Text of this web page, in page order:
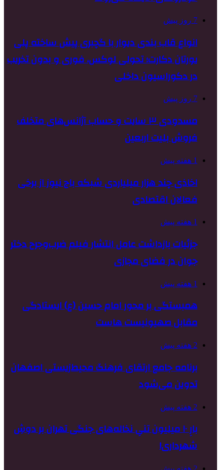
7 روز پیش
انواع قاب بندی دیوار با گچبری پیش ساخته پلی
یورتان دکارت؛ تحولی لوکس، فوری و بدون تخریب
در دکوراسیون داخلی
7 روز پیش
مسدودی ۳ سایت و حساب آژانس‌های متخلف
فروش بلیت اربعین
1 هفته پیش
اخاذی چند هزار میلیاردی شبکه باج نیوز از برخی
فعالان اقتصادی
1 هفته پیش
جزئیات بازداشت عامل انتشار فیلم ضرب‌وجرح دختر
جوان در فضای مجازی
1 هفته پیش
همبستگی بر محور امام حسین (ع) ایستادگی
مقابل صهیونیست هاست
2 هفته پیش
برنامه جامع ارتقای فرهنگ محیط‌زیستی اصفهان
تدوین می‌شود
2 هفته پیش
بارِ ۱۰ میلیون تنیِ نخاله‌های جنگی تهران بر دوشِ
شهرداری!
2 هفته پیش